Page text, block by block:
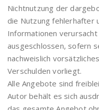
Nichtnutzung der
die Nutzung fehlerhafter
Informationen
ausgeschlossen, sofern
nachweislich
Verschulden vorliegt.
Alle Angebote sind
Autor behält es sich